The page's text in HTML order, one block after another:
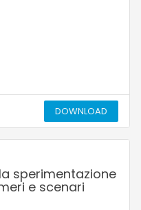
DOWNLOAD
sperimentazione
e scenari